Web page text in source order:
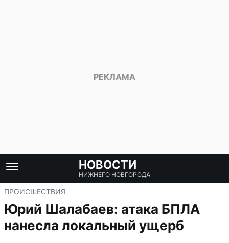
НОВОСТИ
НИЖНЕГО НОВГОРОДА
ПРОИСШЕСТВИЯ
Юрий Шалабаев: атака БПЛА
нанесла локальный ущерб